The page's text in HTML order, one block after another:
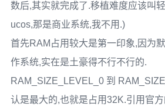
数后,其实就完成了.移植难度应该叫
ucos,那是商业系统,我不用.)
首先RAM占用较大是第一印象,因为
作系统,实在是土豪得不行不行的.
RAM_SIZE_LEVEL_0 到
认是最大的,也就是占用32K.引用官